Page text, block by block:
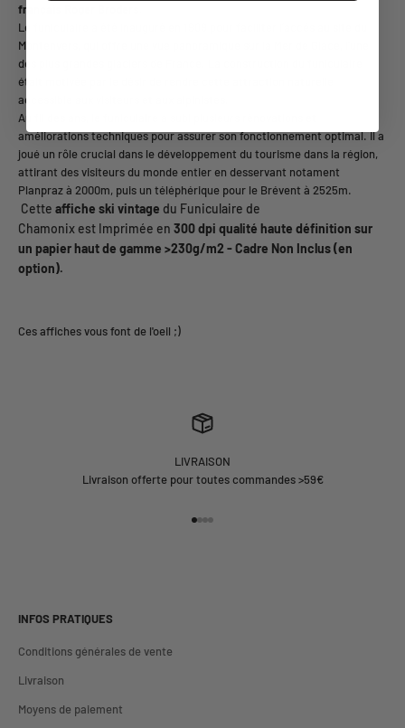
français Roger Broders.
Le funiculaire a été inauguré en 1909 pour faciliter l'accès au site du
Montenvers, qui offre une vue panoramique sur la Mer de Glace, l'une
des plus grandes glaciers de France. La construction du funiculaire
était motivée par le désir de rendre cette attraction naturelle
accessible aux visiteurs et aux alpinistes.
Au fil des ans, le funiculaire a subi plusieurs rénovations et
améliorations techniques pour assurer son fonctionnement optimal. Il a
joué un rôle crucial dans le développement du tourisme dans la région,
attirant des visiteurs du monde entier en desservant notament
Planpraz à 2000m, puis un téléphérique pour le Brévent à 2525m.
Cette affiche ski vintage du Funiculaire de
Chamonix est Imprimée en 300 dpi qualité haute définition sur
un papier haut de gamme >230g/m2 - Cadre Non Inclus (en
option).
LIVRAISON
Livraison offerte pour toutes commandes >59€
INFOS PRATIQUES
Conditions générales de vente
Livraison
Moyens de paiement